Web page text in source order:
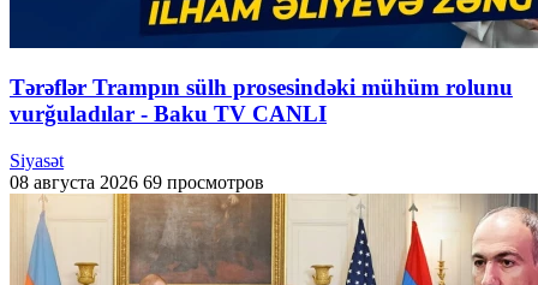
Tərəflər Trampın sülh prosesindəki mühüm rolunu
vurğuladılar - Baku TV CANLI
Siyasət
08 августа 2026 69 просмотров